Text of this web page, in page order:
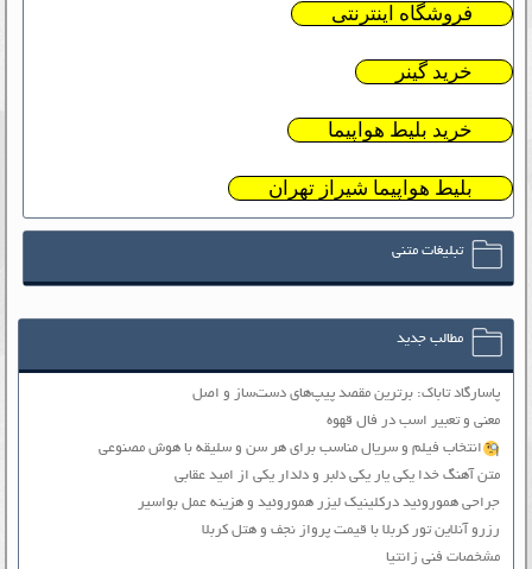
فروشگاه اینترنتی
خرید گینر
خرید بلیط هواپیما
بلیط هواپیما شیراز تهران
تبلیغات متنی
مطالب جدید
پاسارگاد تاباک: برترین مقصد پیپ‌های دست‌ساز و اصل
معنی و تعبیر اسب در فال قهوه
انتخاب فیلم و سریال مناسب برای هر سن و سلیقه با هوش مصنوعی
متن آهنگ خدا یکی یار یکی دلبر و دلدار یکی از امید عقابی
جراحی هموروئید درکلینیک لیزر هموروئید و هزینه عمل بواسیر
رزرو آنلاین تور کربلا با قیمت پرواز نجف و هتل کربلا
مشخصات فنی زانتیا